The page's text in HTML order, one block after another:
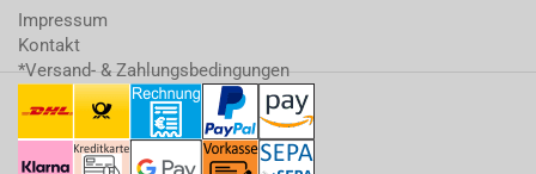
Impressum
Kontakt
*Versand- & Zahlungsbedingungen